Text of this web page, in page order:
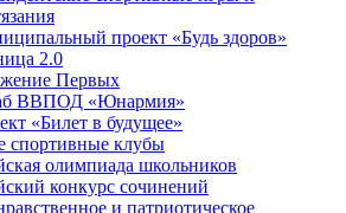
проект «Будь здоров»
2.0
Первых
ВВПОД «Юнармия»
«Билет в будущее»
спортивные клубы
олимпиада школьников
конкурс сочинений
и патриотическое